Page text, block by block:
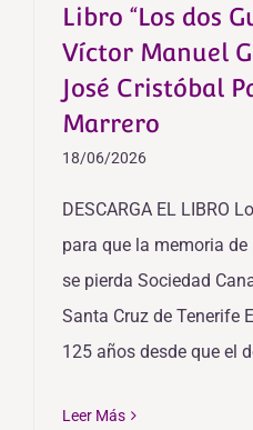
Libro “Los dos
Víctor Manuel
José Cristóbal
Marrero
18/06/2026
DESCARGA EL LIBRO
para que la memoria
se pierda Sociedad
Santa Cruz de Tenerife
125 años desde que el
Leer Más